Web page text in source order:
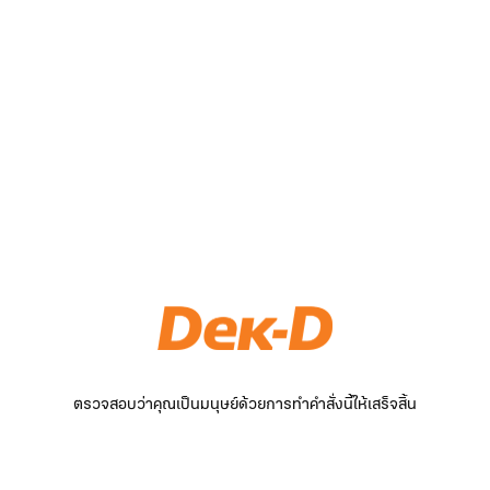
ตรวจสอบว่าคุณเป็นมนุษย์ด้วยการทำคำสั่งนี้ให้เสร็จสิ้น